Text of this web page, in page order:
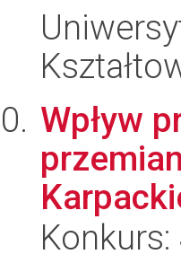
Wpływ
Konkurs: